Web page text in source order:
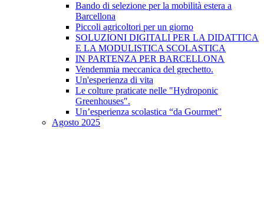
Bando di selezione per la mobilità estera a
Barcellona
Piccoli agricoltori per un giorno
SOLUZIONI DIGITALI PER LA DIDATTICA
E LA MODULISTICA SCOLASTICA
IN PARTENZA PER BARCELLONA
Vendemmia meccanica del grechetto.
Un'esperienza di vita
Le colture praticate nelle "Hydroponic
Greenhouses".
Un’esperienza scolastica “da Gourmet”
Agosto 2025